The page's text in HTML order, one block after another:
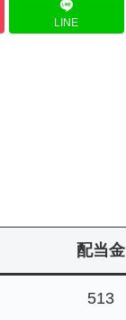
LINE
配当金
513